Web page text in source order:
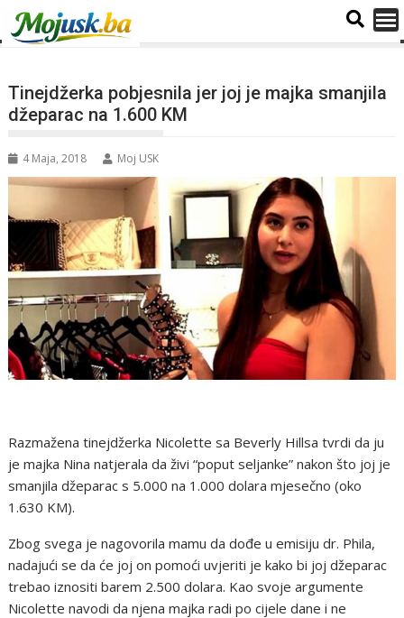
Tinejdžerka pobjesnila jer joj je majka smanjila
džeparac na 1.600 KM
4 Maja, 2018 Moj USK
Razmažena tinejdžerka Nicolette sa Beverly Hillsa tvrdi da ju
je majka Nina natjerala da živi “poput seljanke” nakon što joj je
smanjila džeparac s 5.000 na 1.000 dolara mjesečno (oko
1.630 KM).
Zbog svega je nagovorila mamu da dođe u emisiju dr. Phila,
nadajući se da će joj on pomoći uvjeriti je kako bi joj džeparac
trebao iznositi barem 2.500 dolara. Kao svoje argumente
Nicolette navodi da njena majka radi po cijele dane i ne